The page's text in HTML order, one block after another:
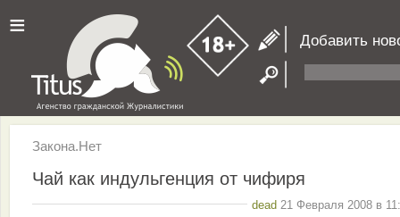
≡ Добавить
Закона.Нет
Чай как индульгенция от чифиря
dead 21 Февраля 2008 в